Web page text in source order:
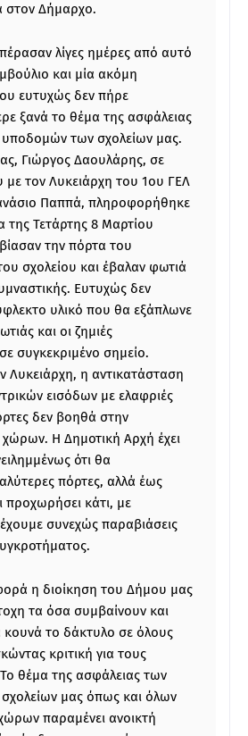
στον Δήμαρχο.
λίγες ημέρες από αυτό
και μία ακόμη
ευτυχώς δεν πήρε
ξανά το θέμα της ασφάλειας
των σχολείων μας.
Γιώργος Δαουλάρης, σε
με τον Λυκειάρχη του 1ου ΓΕΛ
Παππά, πληροφορήθηκε
της Τετάρτης 8 Μαρτίου
την πόρτα του
σχολείου και έβαλαν φωτιά
Ευτυχώς δεν
υλικό που θα εξάπλωνε
και οι ζημιές
συγκεκριμένο σημείο.
η αντικατάσταση
εισόδων με ελαφριές
δεν βοηθά στην
Η Δημοτική Αρχή έχει
ότι θα
πόρτες, αλλά έως
προχωρήσει κάτι, με
συνεχώς παραβιάσεις
η διοίκηση του Δήμου μας
τα όσα συμβαίνουν και
κουνά το δάκτυλο σε όλους
κριτική για τους
θέμα της ασφάλειας των
μας όπως και όλων
παραμένει ανοικτή